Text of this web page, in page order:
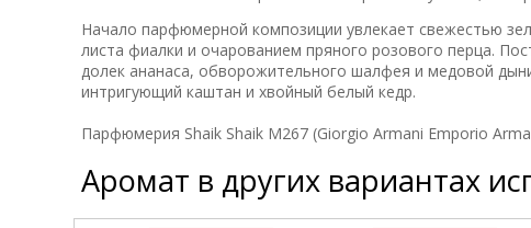
Начало парфюмерной композиции увлекает свежестью
листа фиалки и очарованием пряного розового перца.
долек ананаса, обворожительного шалфея и медовой
интригующий каштан и хвойный белый кедр.
Парфюмерия Shaik Shaik M267 (Giorgio Armani Emporio
Аромат в других вариантах